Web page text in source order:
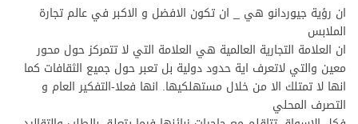
ان رؤية جيوردانو هي _ ان تكون الافضل و الاكبر في عالم تجارة
الملابس
ان العلامة التجارية العالمية هي العلامة التي لا تتمركز حول محور
معين والتي لاتعرف اية حدود دولية بل تعبر حول جميع الثقافات كما
انها لا تمتلك الا من خلال مستهلكيها. انها فعلا-التفكير العام و
التصرف المحلي